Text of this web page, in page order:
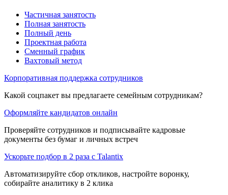
Частичная занятость
Полная занятость
Полный день
Проектная работа
Сменный график
Вахтовый метод
Корпоративная поддержка сотрудников
Какой соцпакет вы предлагаете семейным сотрудникам?
Оформляйте кандидатов онлайн
Проверяйте сотрудников и подписывайте кадровые
документы без бумаг и личных встреч
Ускорьте подбор в 2 раза с Talantix
Автоматизируйте сбор откликов, настройте воронку,
собирайте аналитику в 2 клика